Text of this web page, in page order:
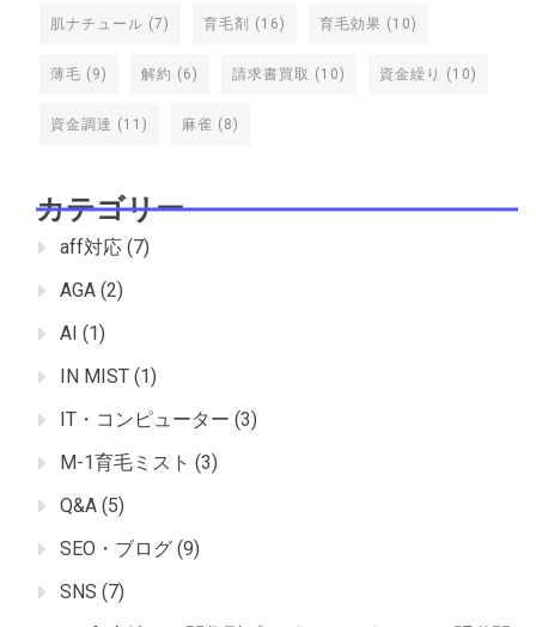
肌ナチュール (7) 育毛剤 (16) 育毛効果 (10)
薄毛 (9) 解約 (6) 請求書買取 (10) 資金繰り (10)
資金調達 (11) 麻雀 (8)
カテゴリー
aff対応 (7)
AGA (2)
AI (1)
IN MIST (1)
IT・コンピューター (3)
M-1育毛ミスト (3)
Q&A (5)
SEO・ブログ (9)
SNS (7)